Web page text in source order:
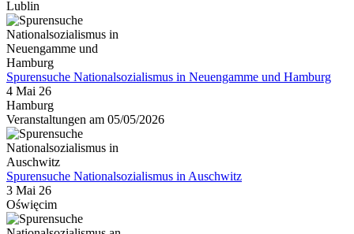
Lublin
Spurensuche Nationalsozialismus in Neuengamme und Hamburg
4 Mai 26
Hamburg
Veranstaltungen am 05/05/2026
Spurensuche Nationalsozialismus in Auschwitz
3 Mai 26
Oświęcim